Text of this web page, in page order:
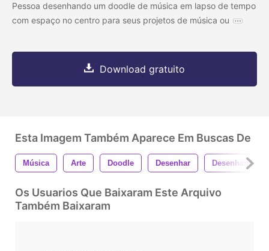
Pessoa desenhando um doodle de música em lapso de tempo
com espaço no centro para seus projetos de música ou
Download gratuito
Esta Imagem Também Aparece Em Buscas De
Música Arte Doodle Desenhar Desenhando
Os Usuarios Que Baixaram Este Arquivo
Também Baixaram